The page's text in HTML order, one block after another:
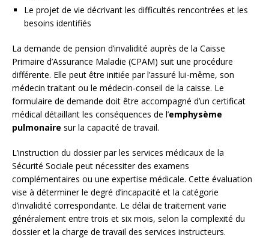
Le projet de vie décrivant les difficultés rencontrées et les
besoins identifiés
La demande de pension d’invalidité auprès de la Caisse
Primaire d’Assurance Maladie (CPAM) suit une procédure
différente. Elle peut être initiée par l’assuré lui-même, son
médecin traitant ou le médecin-conseil de la caisse. Le
formulaire de demande doit être accompagné d’un certificat
médical détaillant les conséquences de l’emphysème
pulmonaire sur la capacité de travail.
L’instruction du dossier par les services médicaux de la
Sécurité Sociale peut nécessiter des examens
complémentaires ou une expertise médicale. Cette évaluation
vise à déterminer le degré d’incapacité et la catégorie
d’invalidité correspondante. Le délai de traitement varie
généralement entre trois et six mois, selon la complexité du
dossier et la charge de travail des services instructeurs.